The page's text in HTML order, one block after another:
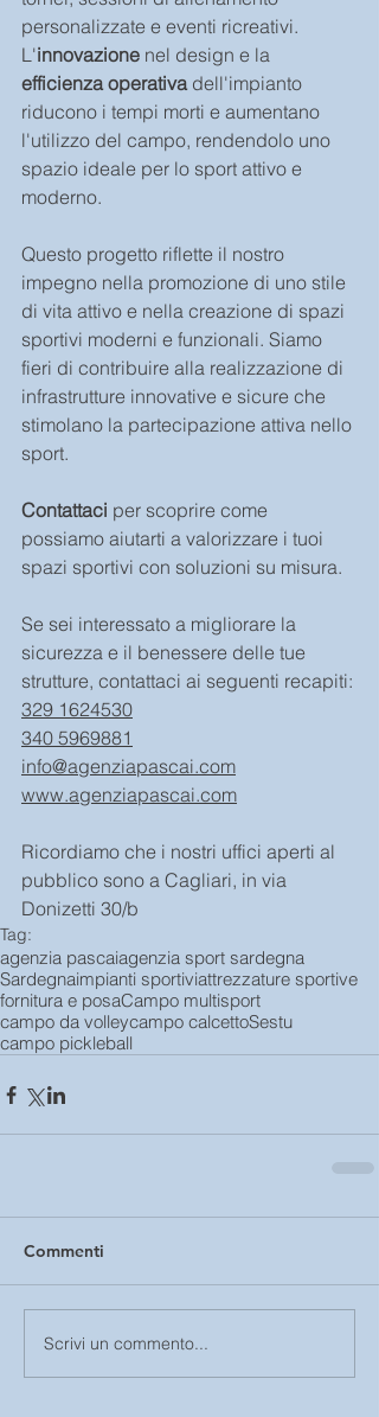
personalizzate e eventi ricreativi.
L'innovazione nel design e la
efficienza operativa dell'impianto
riducono i tempi morti e aumentano
l'utilizzo del campo, rendendolo uno
spazio ideale per lo sport attivo e
moderno.
Questo progetto riflette il nostro
impegno nella promozione di uno stile
di vita attivo e nella creazione di spazi
sportivi moderni e funzionali. Siamo
fieri di contribuire alla realizzazione di
infrastrutture innovative e sicure che
stimolano la partecipazione attiva nello
sport.
Contattaci per scoprire come
possiamo aiutarti a valorizzare i tuoi
spazi sportivi con soluzioni su misura.
Se sei interessato a migliorare la
sicurezza e il benessere delle tue
strutture, contattaci ai seguenti recapiti:
329 1624530
340 5969881
info@agenziapascai.com
www.agenziapascai.com
Ricordiamo che i nostri uffici aperti al
pubblico sono a Cagliari, in via
Donizetti 30/b
Tag:
agenzia pascaiagenzia sport sardegna
Sardegnaimpianti sportiviattrezzature sportive
fornitura e posaCampo multisport
campo da volleycampo calcettoSestu
campo pickleball
Commenti
Scrivi un commento...